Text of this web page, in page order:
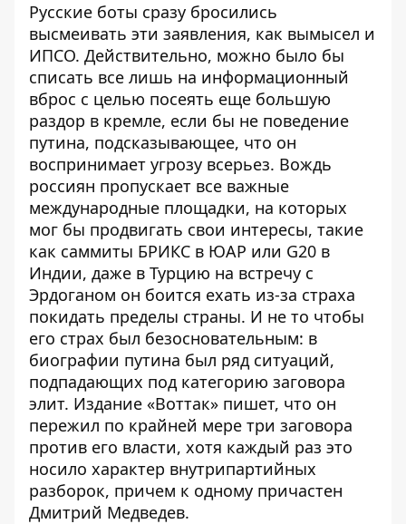
Русские боты сразу бросились
высмеивать эти заявления, как вымысел и
ИПСО. Действительно, можно было бы
списать все лишь на информационный
вброс с целью посеять еще большую
раздор в кремле, если бы не поведение
путина, подсказывающее, что он
воспринимает угрозу всерьез. Вождь
россиян пропускает все важные
международные площадки, на которых
мог бы продвигать свои интересы, такие
как саммиты БРИКС в ЮАР или G20 в
Индии, даже в Турцию на встречу с
Эрдоганом он боится ехать из-за страха
покидать пределы страны. И не то чтобы
его страх был безосновательным: в
биографии путина был ряд ситуаций,
подпадающих под категорию заговора
элит. Издание «Воттак» пишет, что он
пережил по крайней мере три заговора
против его власти, хотя каждый раз это
носило характер внутрипартийных
разборок, причем к одному причастен
Дмитрий Медведев.